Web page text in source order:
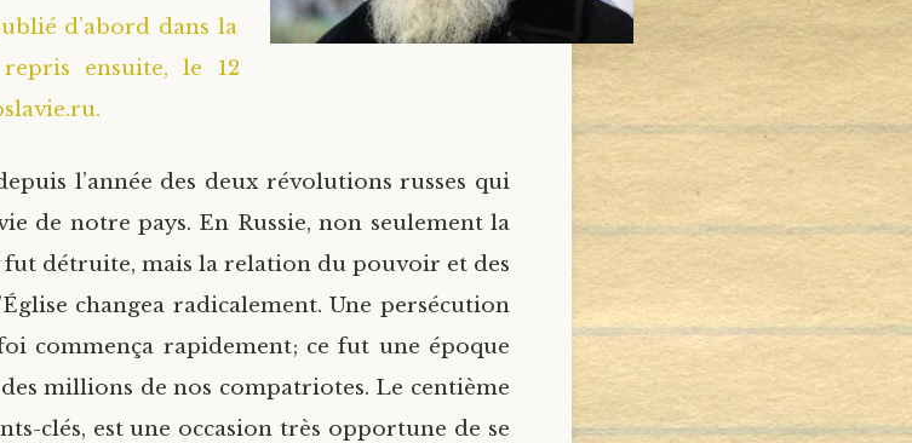
d’abord dans la
ensuite, le 12
l’année des deux révolutions russes qui
de notre pays. En Russie, non seulement la
fut détruite, mais la relation du pouvoir et des
changea radicalement. Une persécution
commença rapidement; ce fut une époque
millions de nos compatriotes. Le centième
clés, est une occasion très opportune de se